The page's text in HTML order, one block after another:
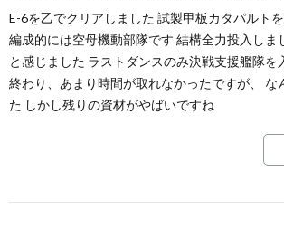
E-6を乙でクリアしました 試製甲板カタパルト
編成的には空母機動部隊です 結構全力投入しま
と感じました ラストダンスのみ決戦支援艦隊を
終わり、あまり時間が取れなかったですが、 な
た しかし残りの資材がやばいですね